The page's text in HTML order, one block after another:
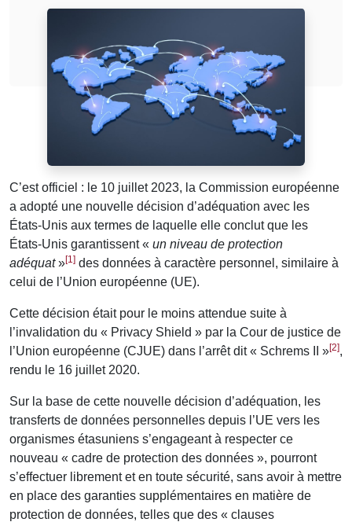
C’est officiel : le 10 juillet 2023, la Commission européenne
a adopté une nouvelle décision d’adéquation avec les
États-Unis aux termes de laquelle elle conclut que les
États-Unis garantissent « un niveau de protection
adéquat»[1] des données à caractère personnel, similaire à
celui de l’Union européenne (UE).
Cette décision était pour le moins attendue suite à
l’invalidation du « Privacy Shield » par la Cour de justice de
l’Union européenne (CJUE) dans l’arrêt dit « Schrems II »[2],
rendu le 16 juillet 2020.
Sur la base de cette nouvelle décision d’adéquation, les
transferts de données personnelles depuis l’UE vers les
organismes étasuniens s’engageant à respecter ce
nouveau « cadre de protection des données », pourront
s’effectuer librement et en toute sécurité, sans avoir à mettre
en place des garanties supplémentaires en matière de
protection de données, telles que des « clauses